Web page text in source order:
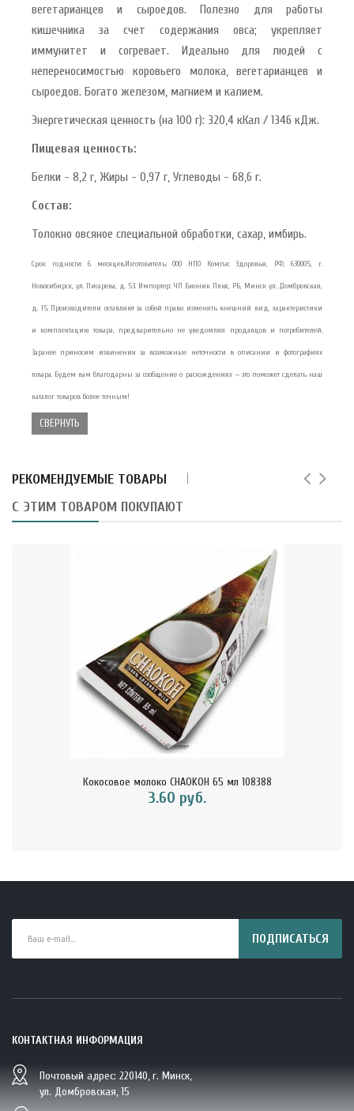
вегетарианцев и сыроедов. Полезно для работы
кишечника за счет содержания овса; укрепляет
иммунитет и согревает. Идеально для людей с
непереносимостью коровьего молока, вегетарианцев и
сыроедов. Богато железом, магнием и калием.
Энергетическая ценность (на 100 г): 320,4 кКал / 1346 кДж.
Пищевая ценность:
Белки - 8,2 г, Жиры - 0,97 г, Углеводы - 68,6 г.
Состав:
Толокно овсяное специальной обработки, сахар, имбирь.
Срок годности: 6 месяцев.Изготовитель: ООО НПО Компас Здоровья, РФ, 630005, г.
Новосибирск, ул. Писарева, д. 53. Импортер: ЧП Бионик Плюс, РБ, Минск ул. Домбровская,
д. 15. Производители оставляют за собой право изменять внешний вид, характеристики
и комплектацию товара, предварительно не уведомляя продавцов и потребителей.
Заранее приносим извинения за возможные неточности в описании и фотографиях
товара. Будем вам благодарны за сообщение о расхождениях — это поможет сделать наш
каталог товаров более точным!
СВЕРНУТЬ
РЕКОМЕНДУЕМЫЕ ТОВАРЫ
С ЭТИМ ТОВАРОМ ПОКУПАЮТ
Кокосовое молоко CHAOKOH 65 мл 108388
3.60 руб.
BIO Кокосовая вода тетрапак 330 мл Vietcoco 112878..
5.23 руб.
ПОДПИСАТЬСЯ
КОНТАКТНАЯ ИНФОРМАЦИЯ
Почтовый адрес: 220140, г. Минск,
ул. Домбровская, 15